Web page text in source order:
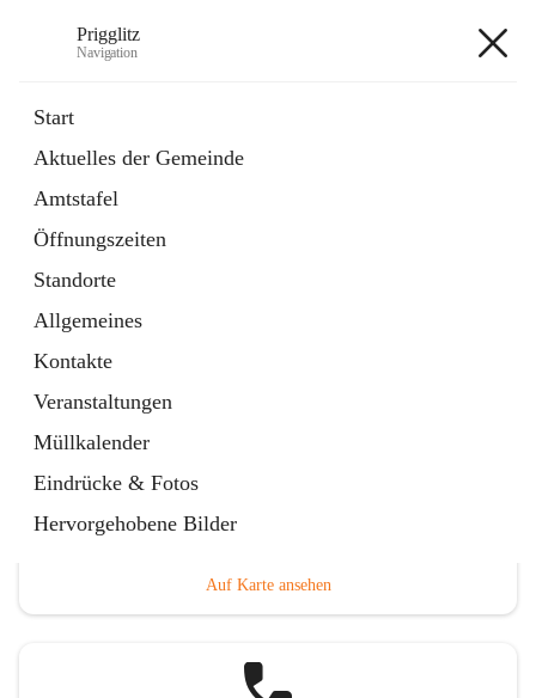
Prigglitz
Navigation
Start
Aktuelles der Gemeinde
Amtstafel
Öffnungszeiten
Standorte
Allgemeines
Kontakte
Veranstaltungen
Müllkalender
Eindrücke & Fotos
Hervorgehobene Bilder
Externe Webseite
in
Tab
Gemeindezeitung
Ordner
öffnet
in
neuem
Tab
Hauptadresse
Auf Karte ansehen